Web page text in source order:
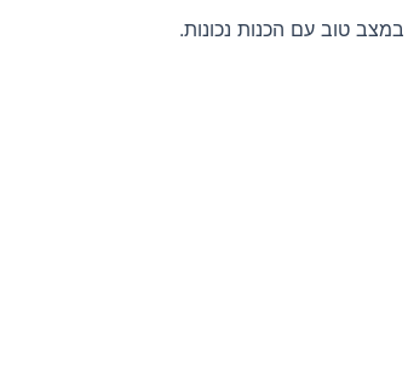
טוב עם הכנות נכונות.